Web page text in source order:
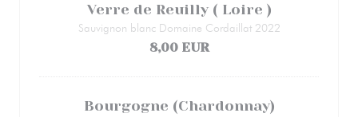
Verre de Reuilly ( Loire )
Sauvignon blanc Domaine Cordaillat 2022
8,00 EUR
Bourgogne (Chardonnay)